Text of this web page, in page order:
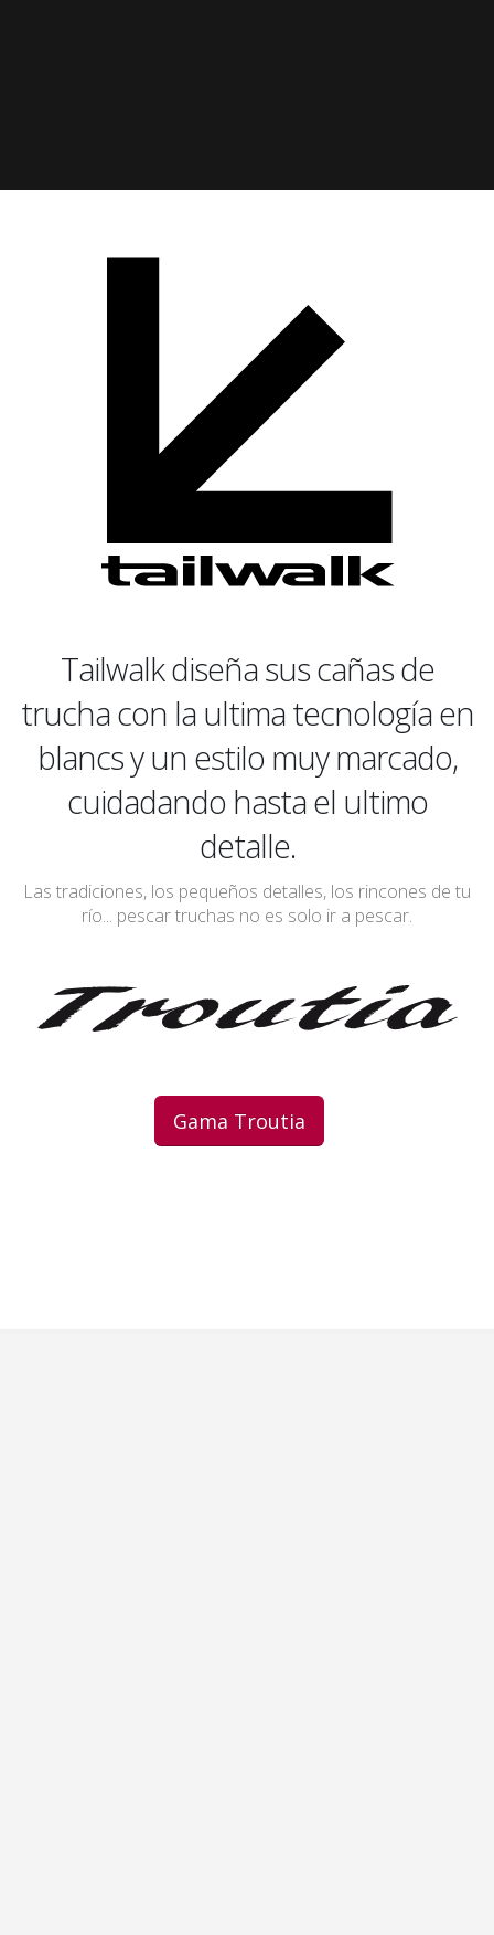
Tailwalk diseña sus cañas de
trucha con la ultima tecnología en
blancs y un estilo muy marcado,
cuidadando hasta el ultimo
detalle.
Las tradiciones, los pequeños detalles, los rincones de tu
río... pescar truchas no es solo ir a pescar.
Gama Troutia